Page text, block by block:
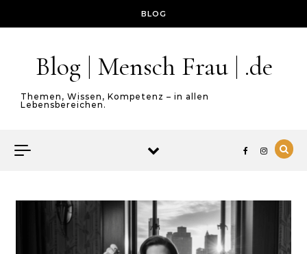
BLOG
Blog | Mensch Frau | .de
Themen, Wissen, Kompetenz – in allen
Lebensbereichen.